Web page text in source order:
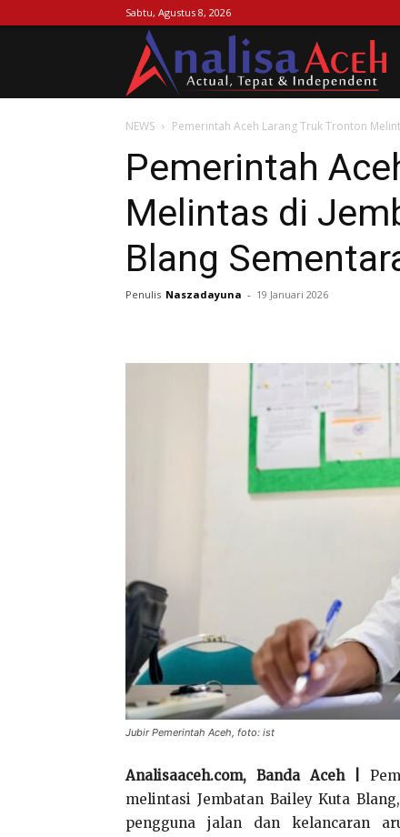
Sabtu, Agustus 8, 2026
NEWS Pemerintah Aceh Larang Truk Tronton
Pemerintah
Melintas di
Blang
Penulis Naszadayuna - 19 Januari 2026
Jubir Pemerintah Aceh, foto: ist
Analisaaceh.com, Banda Aceh |
melintasi Jembatan Bailey Kuta
pengguna jalan dan kelancaran